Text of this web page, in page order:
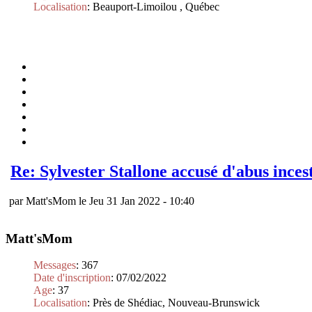
Localisation: Beauport-Limoilou , Québec
Re: Sylvester Stallone accusé d'abus
par Matt'sMom le Jeu 31 Jan 2022 - 10:40
Matt'sMom
Messages: 367
Date d'inscription: 07/02/2022
Age: 37
Localisation: Près de Shédiac, Nouveau-Brunswick